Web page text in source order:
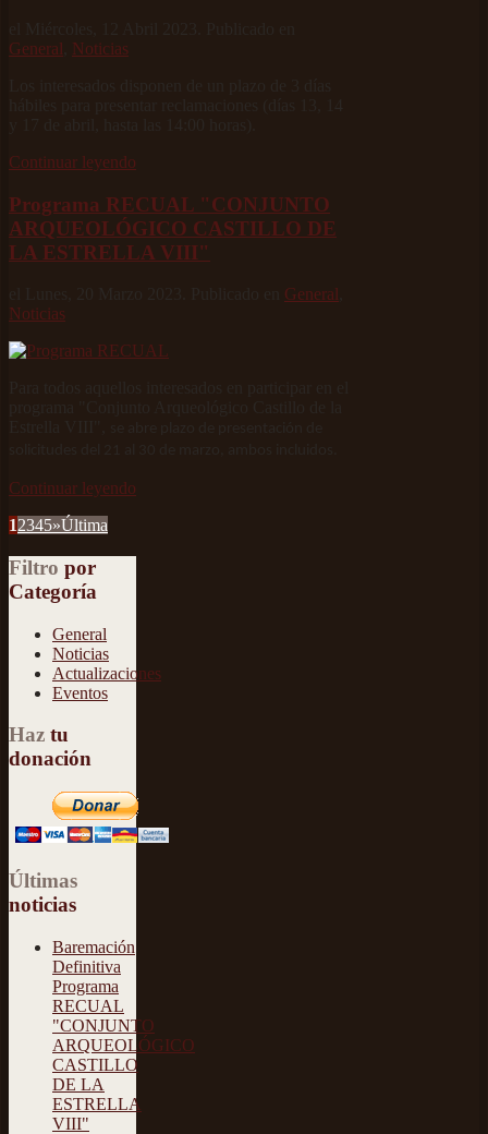
General Noticias
Continuar leyendo
Programa RECUAL "CONJUNTO
ARQUEOLÓGICO CASTILLO DE
LA ESTRELLA VIII"
General
Noticias
Continuar leyendo
12345»Última
Filtro por
Categoría
General
Noticias
Actualizaciones
Eventos
Haz tu
donación
Últimas
noticias
Baremación
Definitiva
Programa
RECUAL
"CONJUNTO
ARQUEOLÓGICO
CASTILLO
DE LA
ESTRELLA
VIII"